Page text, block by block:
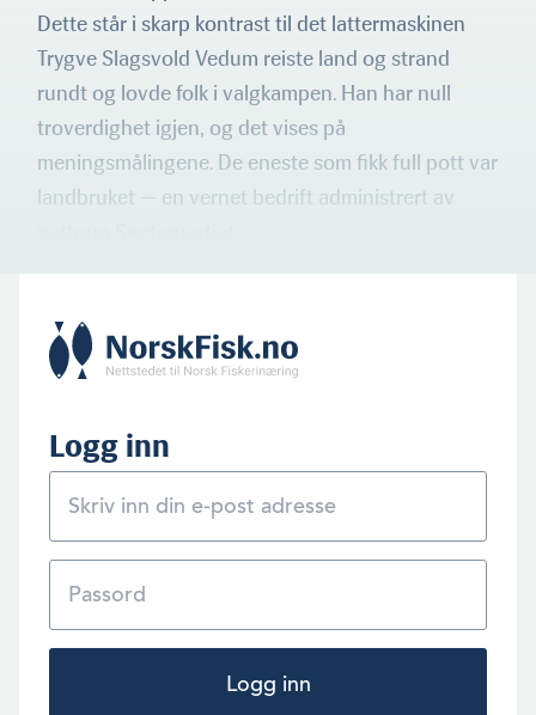
Dette står i skarp kontrast til det lattermaskinen
Trygve Slags­vold Vedum reiste land og strand
rundt og lovde folk i valgkam­pen. Han har null
troverdighet igjen, og det vises på
meningsmålingene. De eneste som fikk full pott var
landbruket — en vernet bedrift administrert av
Logg inn
Logg inn